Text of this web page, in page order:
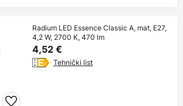
Radium LED Essence Classic A, mat, E27,
4,2 W, 2700 K, 470 lm
4,52 €
Tehnički list